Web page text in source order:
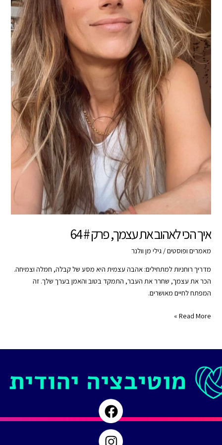
איך הכי לאהוב את עצמך, פרק # 64
מאמרים ופוסטים/גילי מן וולנר
מדריך רוחניות למתחילים: אהבה עצמית היא מסע של קבלה, חמלה וצמיחה.
הכר את עצמך, שחרר את העבר, התמקד בטוב והאמן בערך שלך. זה
המפתח לחיים מאושרים.
איך
את
פרק
#
64
Read More »